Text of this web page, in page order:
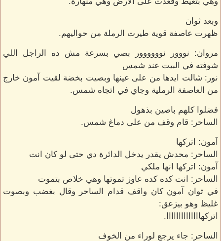
وبعد ثوان
ظهرت عاصفة قوية طيرت الرملة من حواليهم.
مروان: نووور نوووووور بصي بسرعة مش ده الراجل اللي
شوفته في البيت عند شمس
نور: شالت ايدها من على عينها وبصيت بخضة لقيت آمون خارج
من العاصفة الرملية وجاي في اتجاه شمس.
فضلوا كلهم باصين بذهول
الساحر: قام وقف من على دماغ شمس.
آمون: اتركها
الساحر: محدش يقدر يدخل الدائرة دي حتى لو كان انت
آمون: اتركها انها ملكي
الساحر: انت كده كده عاوز تموتها وهي خلاص بتموت
في ثوان آمون كان واقف قدام الساحر وقال بغضب وبصوت
غليظ وهو بيزعق:
اتركهاااااااااااااا.
الساحر: جاء يرجع لوراء من الخوف